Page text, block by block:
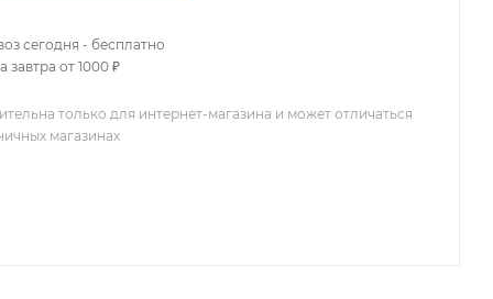
сегодня - бесплатно
завтра от 1000 ₽
только для интернет-магазина и может отличаться
магазинах